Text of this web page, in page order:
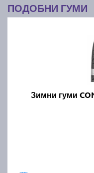
ПОДОБНИ ГУМИ
Зимни гуми